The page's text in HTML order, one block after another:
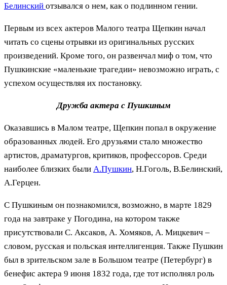
Белинский отзывался о нем, как о подлинном гении.
Первым из всех актеров Малого театра Щепкин начал
читать со сцены отрывки из оригинальных русских
произведений. Кроме того, он развенчал миф о том, что
Пушкинские «маленькие трагедии» невозможно играть, с
успехом осуществляя их постановку.
Дружба актера с Пушкиным
Оказавшись в Малом театре, Щепкин попал в окружение
образованных людей. Его друзьями стало множество
артистов, драматургов, критиков, профессоров. Среди
наиболее близких были А.Пушкин, Н.Гоголь, В.Белинский,
А.Герцен.
С Пушкиным он познакомился, возможно, в марте 1829
года на завтраке у Погодина, на котором также
присутствовали С. Аксаков, А. Хомяков, А. Мицкевич –
словом, русская и польская интеллигенция. Также Пушкин
был в зрительском зале в Большом театре (Петербург) в
бенефис актера 9 июня 1832 года, где тот исполнял роль